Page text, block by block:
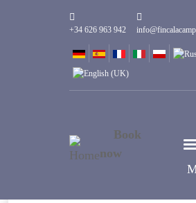
+34 626 963 942
Book
now